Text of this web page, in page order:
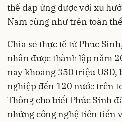
thể đáp ứng được với xu
Nam cũng như trên toàn
Chia sẻ thực tế từ Phúc
nhân được thành lập năm
nay khoảng 350 triệu USD,
nghiệp đến 120 nước trên
Thông cho biết Phúc Sinh
những công nghệ tiên tiến